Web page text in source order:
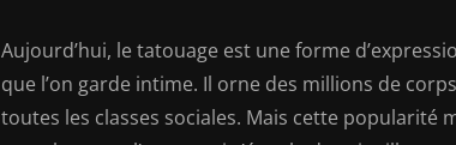
Aujourd’hui, le tatouage est une forme
que l’on garde intime. Il orne des millions de
toutes les classes sociales. Mais cette